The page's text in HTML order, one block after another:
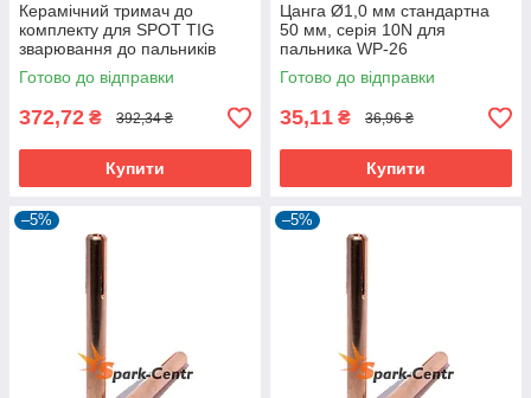
Керамічний тримач до
комплекту для SPOT TIG
зварювання до пальників
WP-18
Готово до відправки
372,72 ₴ 392,34 ₴
Купити
Цанга Ø1,0 мм стандартна
50 мм, серія 10N для
пальника WP-26
Готово до відправки
35,11 ₴ 36,96 ₴
Купити
–5% –5%